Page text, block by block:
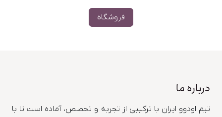
فروشگاه
درباره ما
تیم اودوو ایران با ترکیبی از تجربه و تخصص، آماده است تا با